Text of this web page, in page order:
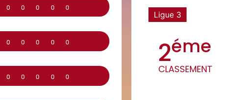
0 0 0 0 0
0 0 0 0 0
0 0 0 0 0
Ligue 3
2éme
CLASSEMENT